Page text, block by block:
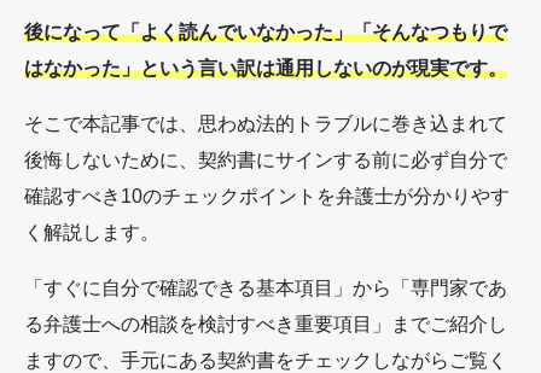
後になって「よく読んでいなかった」「そんなつもりで
はなかった」という言い訳は通用しないのが現実です。
そこで本記事では、思わぬ法的トラブルに巻き込まれて
後悔しないために、契約書にサインする前に必ず自分で
確認すべき10のチェックポイントを弁護士が分かりやす
く解説します。
「すぐに自分で確認できる基本項目」から「専門家であ
る弁護士への相談を検討すべき重要項目」までご紹介し
ますので、手元にある契約書をチェックしながらご覧く